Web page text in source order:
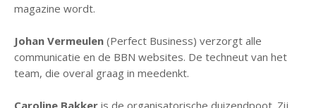
magazine wordt.
Johan Vermeulen (Perfect Business) verzorgt alle
communicatie en de BBN websites. De techneut van het
team, die overal graag in meedenkt.
Caroline Bakker is de organisatorische duizendpoot. Zij